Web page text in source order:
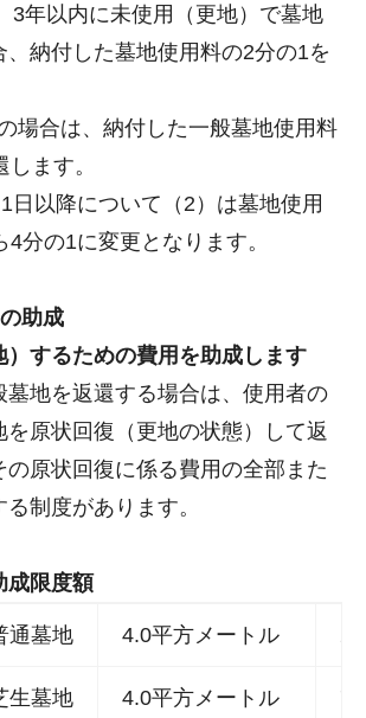
3年以内に未使用（更地）で墓地
、納付した墓地使用料の2分の1を
場合は、納付した一般墓地使用料
ます。
以降について（2）は墓地使用
分の1に変更となります。
助成
）するための費用を助成します
墓地を返還する場合は、使用者の
を原状回復（更地の状態）して返
の原状回復に係る費用の全部また
制度があります。
成限度額
通墓地 4.0平方メートル
生墓地 4.0平方メートル